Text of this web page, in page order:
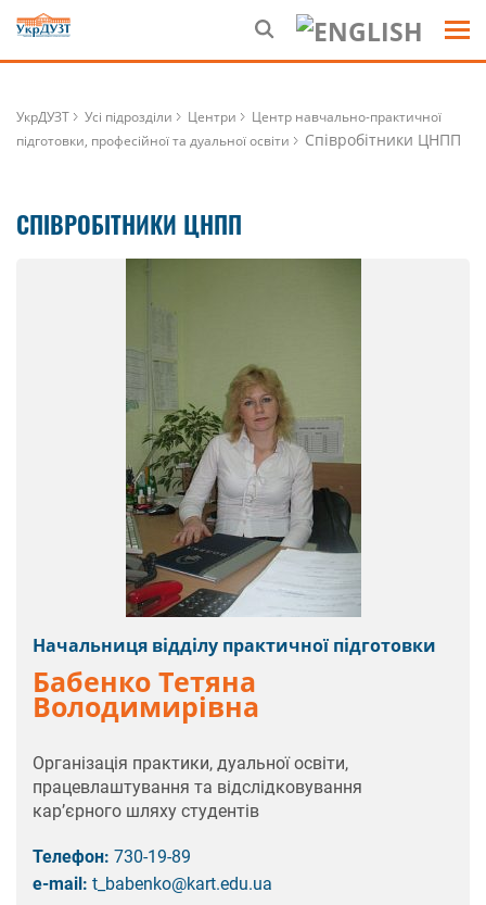
УкрДУЗТ Усі підрозділи Центри
Центр навчально-практичної
підготовки, професійної та дуальної освіти
Співробітники ЦНПП
СПІВРОБІТНИКИ ЦНПП
Начальниця відділу практичної підготовки
Бабенко Тетяна
Володимирівна
Організація практики, дуальної освіти,
працевлаштування та відслідковування
кар’єрного шляху студентів
Телефон: 730-19-89
e-mail: t_babenko@kart.edu.ua